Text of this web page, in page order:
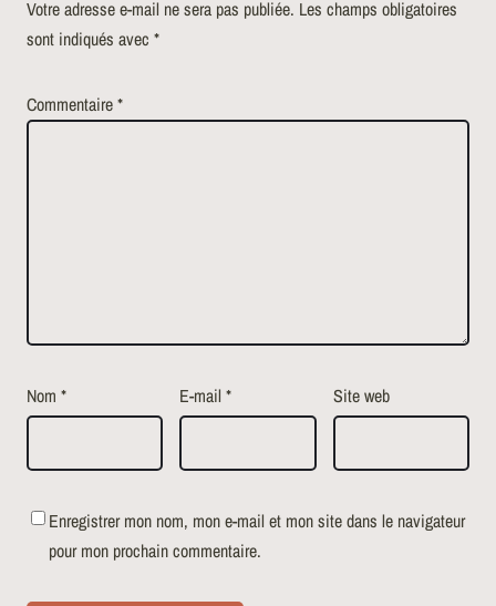
Votre adresse e-mail ne sera pas publiée. Les champs obligatoires
sont indiqués avec *
Commentaire*
Nom * E-mail* Site web
Enregistrer mon nom, mon e-mail et mon site dans le navigateur
pour mon prochain commentaire.